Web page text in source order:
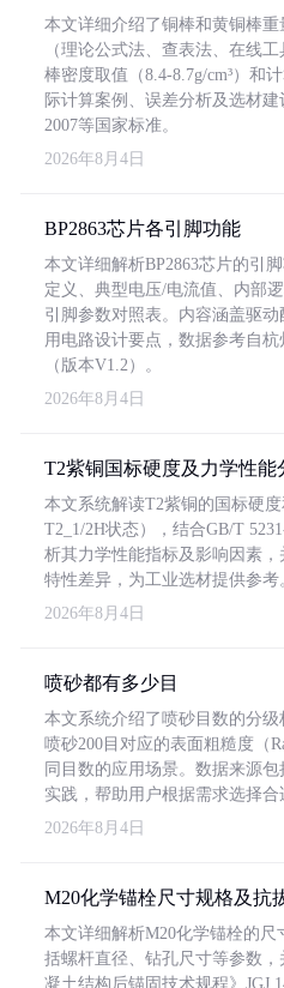
本文详细介绍了铜棒和黄铜棒
（理论公式法、查表法、在线
棒密度取值（8.4-8.7g/cm³）和
际计算案例、误差分析及选材
2007等国家标准。
2026年8月4日
BP2863芯片各引脚功能
本文详细解析BP2863芯片的引
定义、典型电压/电流值、内部
引脚参数对照表。内容涵盖驱
用电路设计要点，数据参考自
（版本V1.2）。
2026年8月4日
T2紫铜国标硬度及力学性能
本文系统解读T2紫铜的国标硬
T2_1/2H状态），结合GB/T
析其力学性能指标及影响因素
特性差异，为工业选材提供参考
2026年8月4日
喷砂都有多少目
本文系统介绍了喷砂目数的分
喷砂200目对应的表面粗糙度（
同目数的应用场景。数据来源
实践，帮助用户根据需求选择合
2026年8月4日
M20化学锚栓尺寸规格及抗
本文详细解析M20化学锚栓的
括螺杆直径、钻孔尺寸等参数
凝土结构后锚固技术规程》JGJ